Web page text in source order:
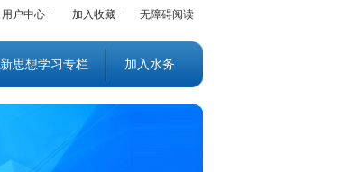
用户中心 · 加入收藏 · 无障碍阅读
新思想学习专栏 加入水务